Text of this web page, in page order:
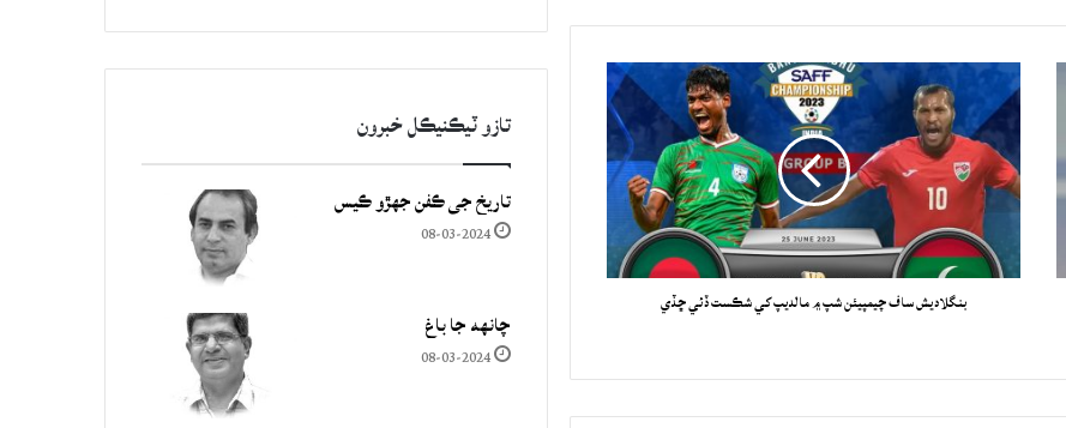
بنگلاديش ساف چيمپيئن شپ ۾ مالديپ کي شڪست ڏئي ڇڏي
تازو ٽيڪنيڪل خبرون
تاريخ جي ڪفن جھڙو ڪيس
08-03-2024
چانهه جا باغ
08-03-2024